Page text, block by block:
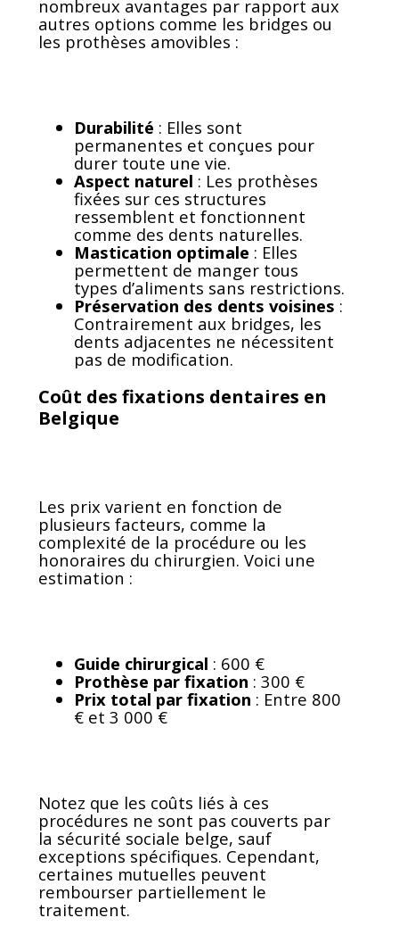
nombreux avantages par rapport aux
autres options comme les bridges ou
les prothèses amovibles :
Durabilité : Elles sont
permanentes et conçues pour
durer toute une vie.
Aspect naturel : Les prothèses
fixées sur ces structures
ressemblent et fonctionnent
comme des dents naturelles.
Mastication optimale : Elles
permettent de manger tous
types d’aliments sans restrictions.
Préservation des dents voisines :
Contrairement aux bridges, les
dents adjacentes ne nécessitent
pas de modification.
Coût des fixations dentaires en
Belgique
Les prix varient en fonction de
plusieurs facteurs, comme la
complexité de la procédure ou les
honoraires du chirurgien. Voici une
estimation :
Guide chirurgical : 600 €
Prothèse par fixation : 300 €
Prix total par fixation : Entre 800
€ et 3 000 €
Notez que les coûts liés à ces
procédures ne sont pas couverts par
la sécurité sociale belge, sauf
exceptions spécifiques. Cependant,
certaines mutuelles peuvent
rembourser partiellement le
traitement.